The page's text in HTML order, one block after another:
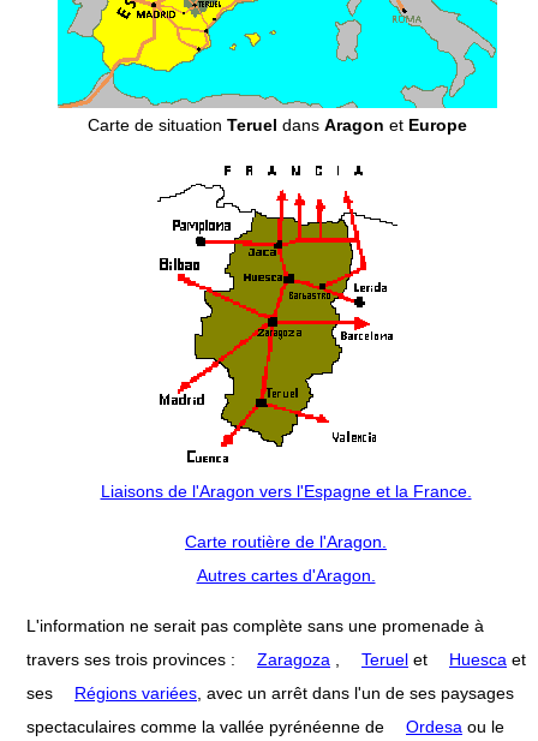
Carte de situation Teruel dans Aragon et Europe
Liaisons de l'Aragon vers l'Espagne et la France.
Carte routière de l'Aragon.
Autres cartes d'Aragon.
L'information ne serait pas complète sans une promenade à
travers ses trois provinces :
Zaragoza Teruel et Huesca et
ses
Régions variées , avec un arrêt dans l'un de ses paysages
spectaculaires comme la vallée pyrénéenne de
Ordesa ou le